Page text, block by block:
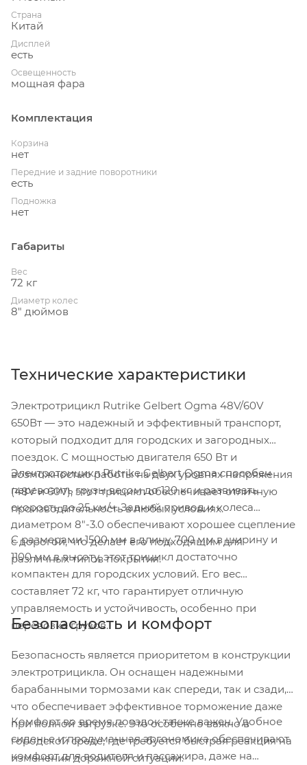
Страна
Китай
Дисплей
есть
Освещенность
мощная фара
Комплектация
Корзина
нет
Передние и задние поворотники
есть
Подножка
нет
Габариты
Вес
72 кг
Диаметр колес
8" дюймов
Технические характеристики
Электротрицикл Rutrike Gelbert Ogma 48V/60V
650Вт — это надежный и эффективный транспорт,
который подходит для городских и загородных
поездок. С мощностью двигателя 650 Вт и
возможностью работы на двух уровнях напряжения
(48V и 60V), этот трицикл обеспечивает отличную
производительность в любых условиях.
Электротрицикл Rutrike Gelbert Ogma способен
перевозить грузы весом до 120 кг и развивать
скорость до 25 км/ч. Задний привод и колеса
диаметром 8"-3.0 обеспечивают хорошее сцепление
с дорогой, что делает его подходящим для
различных типов покрытия.
С размерами 1500 мм в длину, 700 мм в ширину и
1100 мм в высоту, этот трицикл достаточно
компактен для городских условий. Его вес
составляет 72 кг, что гарантирует отличную
управляемость и устойчивость, особенно при
перевозке грузов.
Безопасность и комфорт
Безопасность является приоритетом в конструкции
электротрицикла. Он оснащен надежными
барабанными тормозами как спереди, так и сзади,
что обеспечивает эффективное торможение даже
при полной загрузке. Это особенно важно в
городской среде, где требуется быстрая реакция на
изменения дорожной ситуации.
Комфорт во время поездок также важен. Удобное
сиденье и продуманная эргономика обеспечивают
комфорт для водителя и пассажира, даже на